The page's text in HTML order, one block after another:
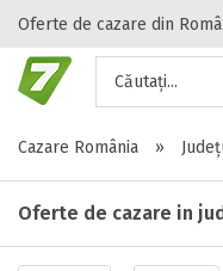
Oferte de cazare din
Căutați...
Cazare România »
Oferte de cazare in